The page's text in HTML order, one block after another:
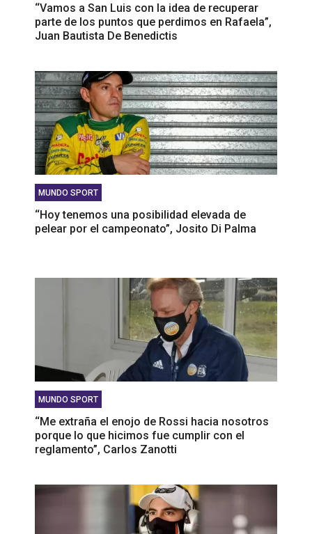
‘‘Vamos a San Luis con la idea de recuperar
parte de los puntos que perdimos en Rafaela”,
Juan Bautista De Benedictis
MUNDO SPORT
‘‘Hoy tenemos una posibilidad elevada de
pelear por el campeonato”, Josito Di Palma
MUNDO SPORT
‘‘Me extraña el enojo de Rossi hacia nosotros
porque lo que hicimos fue cumplir con el
reglamento”, Carlos Zanotti